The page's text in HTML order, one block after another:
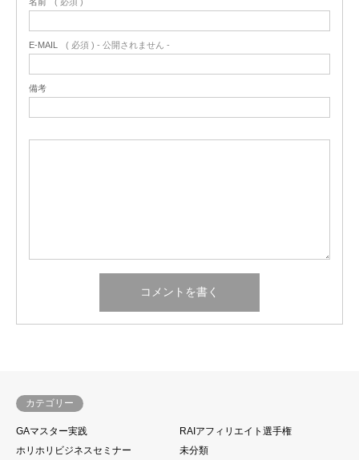
E-MAIL ( 必須 ) - 公開されません -
備考
カテゴリー
GAマスター実践
RAIアフィリエイト選手権
ホリホリビジネスセミナー
未分類